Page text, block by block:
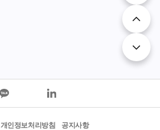
개인정보처리방침 공지사항